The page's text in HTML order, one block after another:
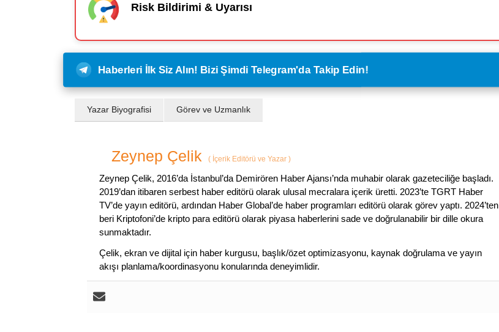
Risk Bildirimi & Uyarısı
Haberleri İlk Siz Alın! Bizi Şimdi Telegram'da Takip Edin!
Yazar Biyografisi Görev ve Uzmanlık
Zeynep Çelik ( İçerik Editörü ve Yazar )
Zeynep Çelik, 2016’da İstanbul’da Demirören Haber Ajansı’nda muhabir olarak gazeteciliğe başladı.
2019’dan itibaren serbest haber editörü olarak ulusal mecralara içerik üretti. 2023’te TGRT Haber
TV’de yayın editörü, ardından Haber Global’de haber programları editörü olarak görev yaptı. 2024’ten
beri Kriptofoni’de kripto para editörü olarak piyasa haberlerini sade ve doğrulanabilir bir dille okura
sunmaktadır.
Çelik, ekran ve dijital için haber kurgusu, başlık/özet optimizasyonu, kaynak doğrulama ve yayın
akışı planlama/koordinasyonu konularında deneyimlidir.